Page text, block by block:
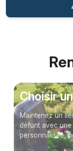
Choisir
Maintenez un
défunt avec
personnalisée,